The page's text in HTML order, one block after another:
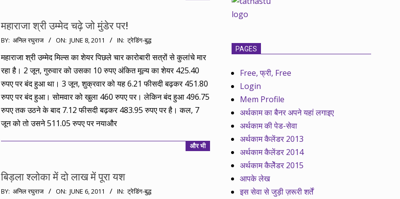
महाराजा श्री उम्मेद चढ़े जो मुंडेर पर!
2011-
BY: अनिल रघुराज ON: JUNE 8, 2011 IN: ट्रेडिंग-बुद्ध
महाराजा श्री उम्मेद मिल्स का शेयर पिछले चार कारोबारी सत्रों से कुलांचे मार
रहा है। 2 जून, गुरुवार को उसका 10 रुपए अंकित मूल्य का शेयर 425.40
रुपए पर बंद हुआ था। 3 जून, शुक्रवार को यह 6.21 फीसदी बढ़कर 451.80
रुपए पर बंद हुआ। सोमवार को खुला 460 रुपए पर। लेकिन बंद हुआ 496.75
रुपए तक उठने के बाद 7.12 फीसदी बढ़कर 483.95 रुपए पर है। कल, 7
जून को तो उसने 511.05 रुपए पर नयाऔर
और भी
बिड़ला श्लोका में दो लाख में पूरा यश
2011-
BY: अनिल रघुराज ON: JUNE 6, 2011 IN: ट्रेडिंग-बुद्ध
PAGES
Free, फ्री, Free
Login
Mem Profile
अर्थकाम का बैनर अपने यहां लगाइए
अर्थकाम की पेड-सेवा
अर्थकाम कैलेंडर 2013
अर्थकाम कैलेंडर 2014
अर्थकाम कैलेेंडर 2015
आपके लेख
इस सेवा से जुड़ी ज़रूरी शर्तें